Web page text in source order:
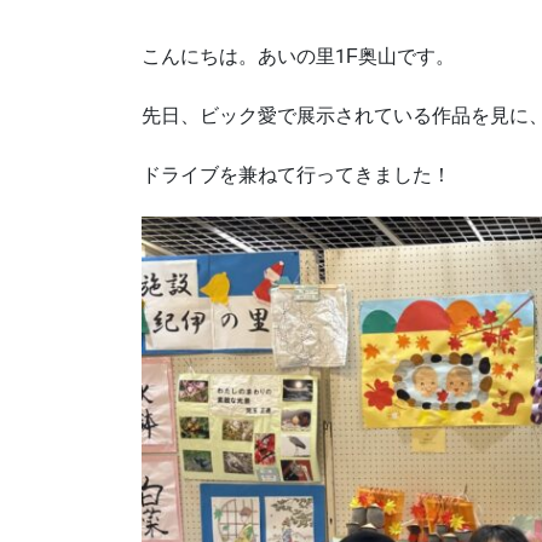
こんにちは。あいの里1F奥山です。
先日、ビック愛で展示されている作品を見に
ドライブを兼ねて行ってきました！